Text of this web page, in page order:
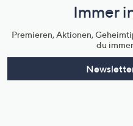
Immer
Premieren, Aktionen,
du